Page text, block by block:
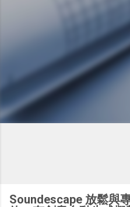
Soundescape 放鬆與